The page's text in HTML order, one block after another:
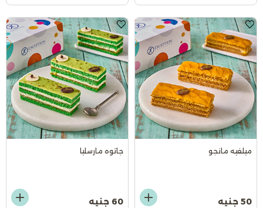
ميلفيه مانجو
50 جنيه
جاتوه مارسليا
60 جنيه